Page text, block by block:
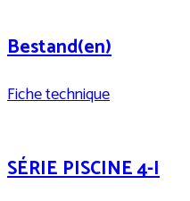
Bestand(en)
Fiche technique
SÉRIE PISCINE 4-I